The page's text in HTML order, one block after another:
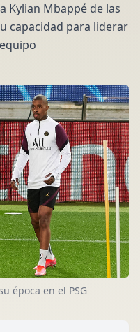
Kylian Mbappé de las
capacidad para liderar
época en el PSG